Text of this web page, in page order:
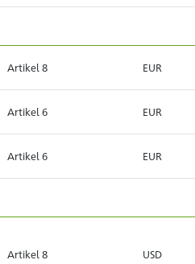
Artikel 8 EUR
Artikel 6 EUR
Artikel 6 EUR
Artikel 8 USD